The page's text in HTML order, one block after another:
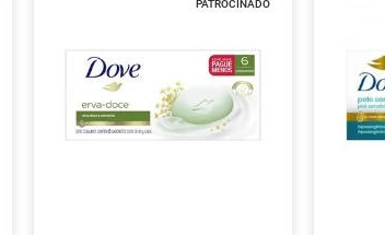
PATROCINADO